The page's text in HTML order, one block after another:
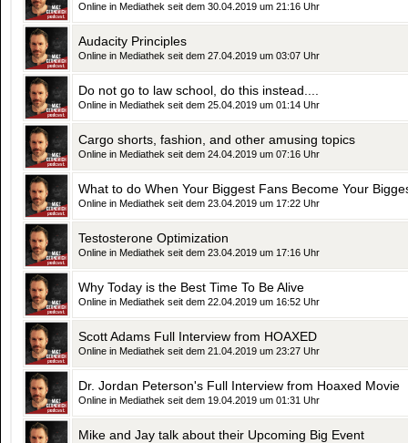
Online in Mediathek seit dem 30.04.2019 um 21:16 Uhr
Audacity Principles
Online in Mediathek seit dem 27.04.2019 um 03:07 Uhr
Do not go to law school, do this instead....
Online in Mediathek seit dem 25.04.2019 um 01:14 Uhr
Cargo shorts, fashion, and other amusing topics
Online in Mediathek seit dem 24.04.2019 um 07:16 Uhr
What to do When Your Biggest Fans Become Your
Online in Mediathek seit dem 23.04.2019 um 17:22 Uhr
Testosterone Optimization
Online in Mediathek seit dem 23.04.2019 um 17:16 Uhr
Why Today is the Best Time To Be Alive
Online in Mediathek seit dem 22.04.2019 um 16:52 Uhr
Scott Adams Full Interview from HOAXED
Online in Mediathek seit dem 21.04.2019 um 23:27 Uhr
Dr. Jordan Peterson's Full Interview from Hoaxed Movie
Online in Mediathek seit dem 19.04.2019 um 01:31 Uhr
Mike and Jay talk about their Upcoming Big Event